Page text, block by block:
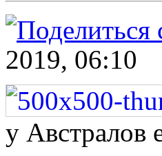
2019, 06:10
у Австралов